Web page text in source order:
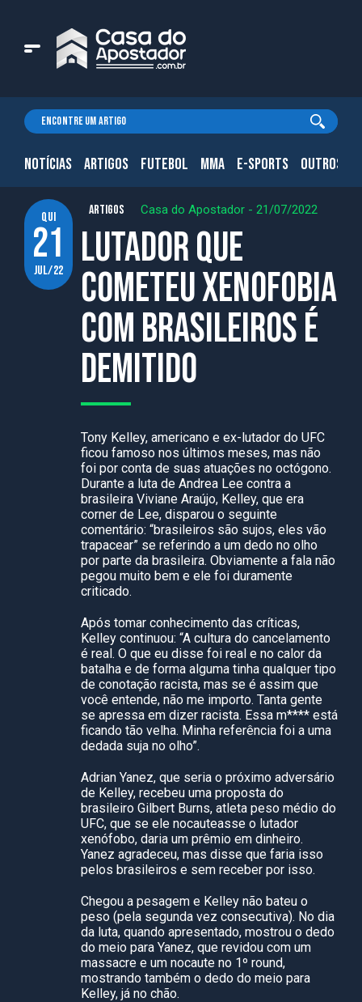
NOTÍCIAS ARTIGOS FUTEBOL MMA E-SPORTS OUTROS.
qui
21
jul/22
ARTIGOS Casa do Apostador - 21/07/2022
Lutador que
cometeu xenofobia
com brasileiros é
demitido
Tony Kelley, americano e ex-lutador do UFC
ficou famoso nos últimos meses, mas não
foi por conta de suas atuações no octógono.
Durante a luta de Andrea Lee contra a
brasileira Viviane Araújo, Kelley, que era
corner de Lee, disparou o seguinte
comentário: “brasileiros são sujos, eles vão
trapacear” se referindo a um dedo no olho
por parte da brasileira. Obviamente a fala não
pegou muito bem e ele foi duramente
criticado.
Após tomar conhecimento das críticas,
Kelley continuou: “A cultura do cancelamento
é real. O que eu disse foi real e no calor da
batalha e de forma alguma tinha qualquer tipo
de conotação racista, mas se é assim que
você entende, não me importo. Tanta gente
se apressa em dizer racista. Essa m**** está
ficando tão velha. Minha referência foi a uma
dedada suja no olho”.
Adrian Yanez, que seria o próximo adversário
de Kelley, recebeu uma proposta do
brasileiro Gilbert Burns, atleta peso médio do
UFC, que se ele nocauteasse o lutador
xenófobo, daria um prêmio em dinheiro.
Yanez agradeceu, mas disse que faria isso
pelos brasileiros e sem receber por isso.
Chegou a pesagem e Kelley não bateu o
peso (pela segunda vez consecutiva). No dia
da luta, quando apresentado, mostrou o dedo
do meio para Yanez, que revidou com um
massacre e um nocaute no 1º round,
mostrando também o dedo do meio para
Kelley, já no chão.